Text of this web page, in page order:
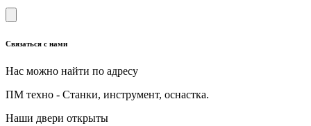
Связаться с нами
Нас можно найти по адресу
ПМ техно - Станки, инструмент, оснастка.
Наши двери открыты